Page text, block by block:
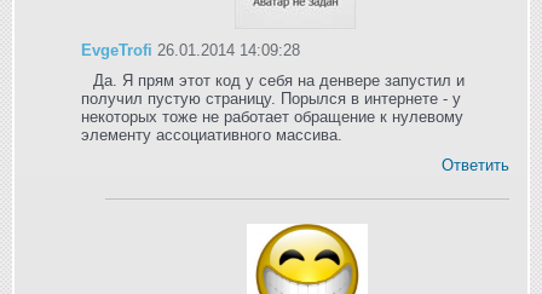
EvgeTrofi 26.01.2014 14:09:28
Да. Я прям этот код у себя на денвере запустил и
получил пустую страницу. Порылся в интернете - у
некоторых тоже не работает обращение к нулевому
элементу ассоциативного массива.
Ответить